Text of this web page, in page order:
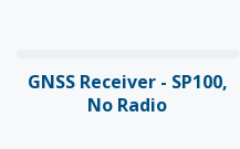
GNSS Receiver - SP100,
No Radio